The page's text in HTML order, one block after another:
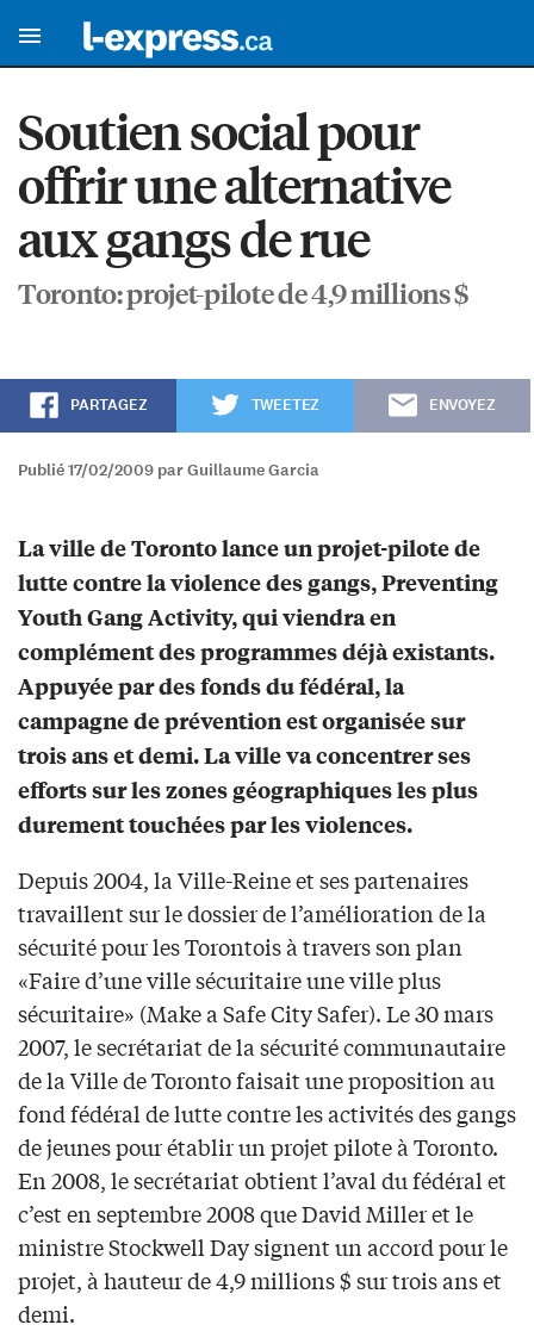
Soutien social pour
offrir une alternative
aux gangs de rue
Toronto: projet-pilote de 4,9 millions $
PARTAGEZ TWEETEZ ENVOYEZ
Publié 17/02/2009 par Guillaume Garcia
La ville de Toronto lance un projet-pilote de
lutte contre la violence des gangs, Preventing
Youth Gang Activity, qui viendra en
complément des programmes déjà existants.
Appuyée par des fonds du fédéral, la
campagne de prévention est organisée sur
trois ans et demi. La ville va concentrer ses
efforts sur les zones géographiques les plus
durement touchées par les violences.
Depuis 2004, la Ville-Reine et ses partenaires
travaillent sur le dossier de l’amélioration de la
sécurité pour les Torontois à travers son plan
«Faire d’une ville sécuritaire une ville plus
sécuritaire» (Make a Safe City Safer). Le 30 mars
2007, le secrétariat de la sécurité communautaire
de la Ville de Toronto faisait une proposition au
fond fédéral de lutte contre les activités des gangs
de jeunes pour établir un projet pilote à Toronto.
En 2008, le secrétariat obtient l’aval du fédéral et
c’est en septembre 2008 que David Miller et le
ministre Stockwell Day signent un accord pour le
projet, à hauteur de 4,9 millions $ sur trois ans et
demi.